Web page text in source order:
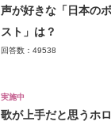
声が好きな「日本の
スト」は？
回答数：49538
実施中
歌が上手だと思うホ